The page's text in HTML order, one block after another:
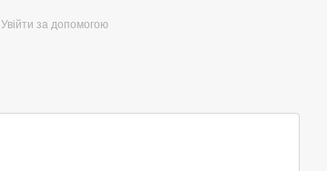
Увійти за допомогою